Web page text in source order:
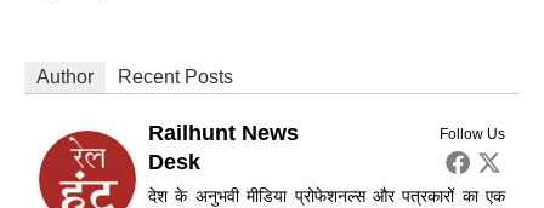
Author Recent Posts
Follow Us
Railhunt News
Desk
देश के अनुभवी मीडिया प्रोफेशनल्स और पत्रकारों का एक